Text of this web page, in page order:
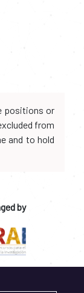
positions or
from
and to hold
by